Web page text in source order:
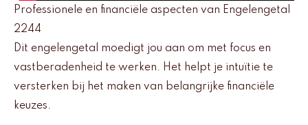
Professionele en financiële aspecten van Engelengetal
2244
Dit engelengetal moedigt jou aan om met focus en
vastberadenheid te werken. Het helpt je intuïtie te
versterken bij het maken van belangrijke financiële
keuzes.